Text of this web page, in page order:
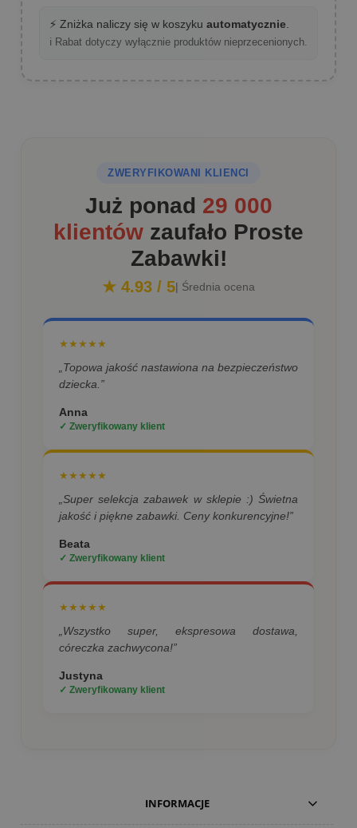
⚡ Zniżka naliczy się w koszyku automatycznie
ℹ️ Rabat dotyczy wyłącznie produktów nieprzecenionych.
ZWERYFIKOWANI KLIENCI
Już ponad 29 000
klientów zaufało Proste
Zabawki!
★ 4.93 / 5| Średnia ocena
★★★★★
„Topowa jakość nastawiona na bezpieczeństwo
dziecka.”
Anna
✓ Zweryfikowany klient
★★★★★
„Super selekcja zabawek w sklepie :) Świetna
jakość i piękne zabawki. Ceny konkurencyjne!”
Beata
✓ Zweryfikowany klient
★★★★★
„Wszystko super, ekspresowa dostawa,
córeczka zachwycona!”
Justyna
✓ Zweryfikowany klient
INFORMACJE